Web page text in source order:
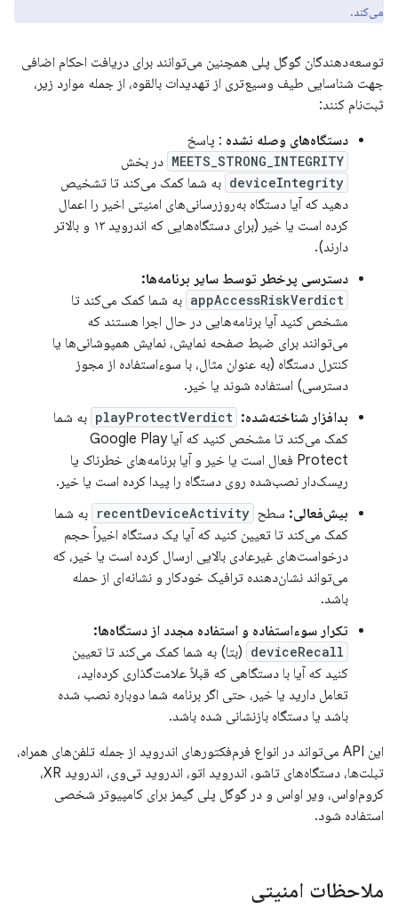
می‌کند.
توسعه‌دهندگان گوگل پلی همچنین می‌توانند برای دریافت احکام اضافی
جهت شناسایی طیف وسیع‌تری از تهدیدات بالقوه، از جمله موارد زیر،
ثبت‌نام کنند:
دستگاه‌های وصله نشده : پاسخ
MEETS_STRONG_INTEGRITY در بخش
deviceIntegrity به شما کمک می‌کند تا تشخیص
دهید که آیا دستگاه به‌روزرسانی‌های امنیتی اخیر را اعمال
کرده است یا خیر (برای دستگاه‌هایی که اندروید ۱۳ و بالاتر
دارند).
دسترسی پرخطر توسط سایر برنامه‌ها:
appAccessRiskVerdict به شما کمک می‌کند تا
مشخص کنید آیا برنامه‌هایی در حال اجرا هستند که
می‌توانند برای ضبط صفحه نمایش، نمایش همپوشانی‌ها یا
کنترل دستگاه (به عنوان مثال، با سوءاستفاده از مجوز
دسترسی) استفاده شوند یا خیر.
بدافزار شناخته‌شده: playProtectVerdict به شما
کمک می‌کند تا مشخص کنید که آیا Google Play
Protect فعال است یا خیر و آیا برنامه‌های خطرناک یا
ریسک‌دار نصب‌شده روی دستگاه را پیدا کرده است یا خیر.
بیش‌فعالی: سطح recentDeviceActivity به شما
کمک می‌کند تا تعیین کنید که آیا یک دستگاه اخیراً حجم
درخواست‌های غیرعادی بالایی ارسال کرده است یا خیر، که
می‌تواند نشان‌دهنده ترافیک خودکار و نشانه‌ای از حمله
باشد.
تکرار سوءاستفاده و استفاده مجدد از دستگاه‌ها:
deviceRecall (بتا) به شما کمک می‌کند تا تعیین
کنید که آیا با دستگاهی که قبلاً علامت‌گذاری کرده‌اید،
تعامل دارید یا خیر، حتی اگر برنامه شما دوباره نصب شده
باشد یا دستگاه بازنشانی شده باشد.
این API می‌تواند در انواع فرم‌فکتورهای اندروید از جمله تلفن‌های همراه،
تبلت‌ها، دستگاه‌های تاشو، اندروید اتو، اندروید تی‌وی، اندروید XR،
کروم‌او‌اس، ویر او‌اس و در گوگل پلی گیمز برای کامپیوتر شخصی
استفاده شود.
ملاحظات امنیتی